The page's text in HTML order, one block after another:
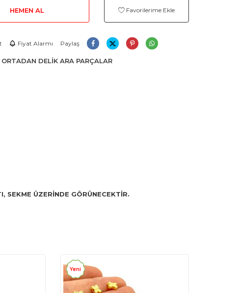
HEMEN AL Favorilerime Ekle
Fiyat Alarmı Paylaş
ORTADAN DELİK ARA PARÇALAR
SEKME ÜZERİNDE GÖRÜNECEKTİR.
Yeni